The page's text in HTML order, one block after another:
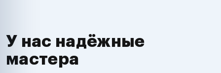
У нас надёжные
мастера